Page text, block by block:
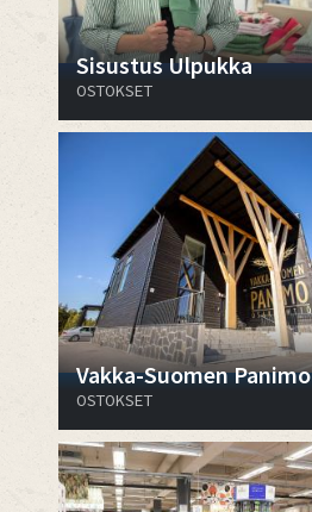
Sisustus Ulpukka
OSTOKSET
Vakka-Suomen Panimo
OSTOKSET